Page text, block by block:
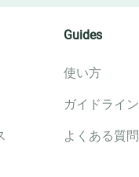
Guides
使い方
ガイドライン
よくある質問